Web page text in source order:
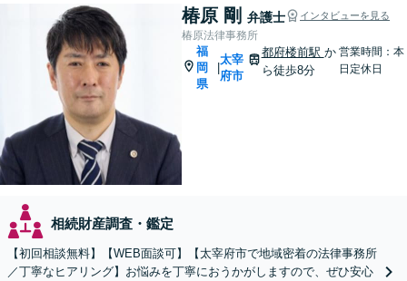
椿原 剛 弁護士 インタビューを見る
椿原法律事務所
福
岡
県
太宰
府市
都府楼前駅 か
ら徒歩8分
営業時間：本
日定休日
相続財産調査・鑑定
【初回相談無料】【WEB面談可】【太宰府市で地域密着の法律事務所
／丁寧なヒアリング】お悩みを丁寧におうかがしますので、ぜひ安心